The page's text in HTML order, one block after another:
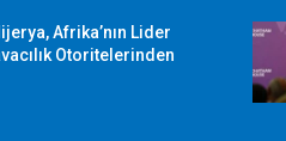
Afrika’nın Lider
Otoritelerinden